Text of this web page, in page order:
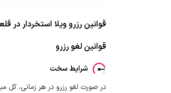
قوانین رزرو ویلا استخردار در
قوانین لغو رزرو
شرایط سخت
در صورت لغو رزرو در هر زمانی، کل